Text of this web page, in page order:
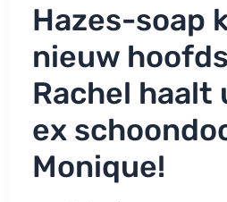
Hazes-soap
nieuw
Rachel haalt
ex
Monique!